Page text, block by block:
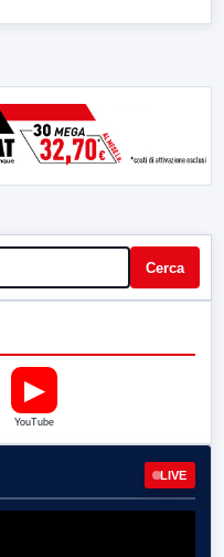
Cerca
▶
YouTube
LIVE